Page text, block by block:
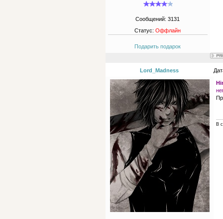
Сообщений:3131
Статус:Оффлайн
Подарить подарок
Lord_Madness
В